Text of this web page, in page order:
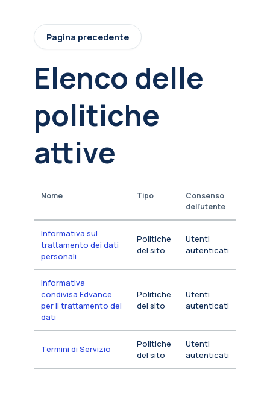
Pagina precedente
Elenco delle
politiche
attive
Nome Tipo
Consenso
dell'utente
Informativa sul
trattamento dei dati
personali
Politiche
del sito
Utenti
autenticati
Informativa
condivisa Edvance
per il trattamento dei
dati
Politiche
del sito
Utenti
autenticati
Termini di Servizio
Politiche
del sito
Utenti
autenticati